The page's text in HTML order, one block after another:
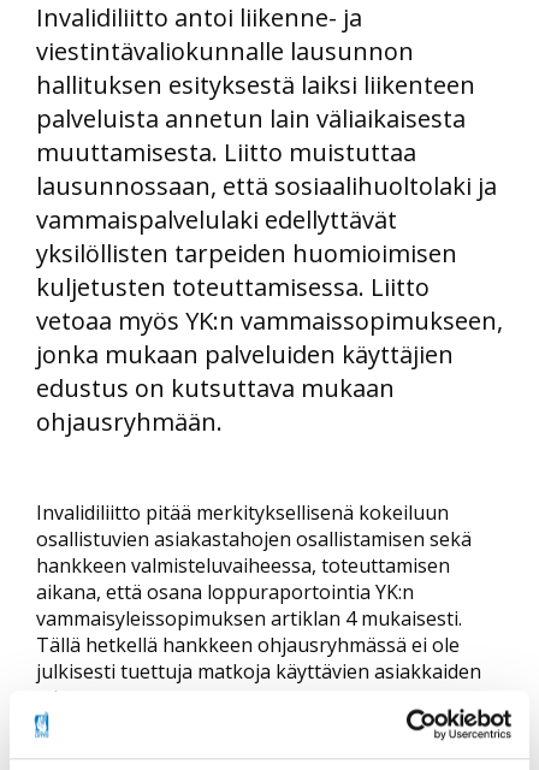
Invalidiliitto antoi liikenne- ja
viestintävaliokunnalle lausunnon
hallituksen esityksestä laiksi liikenteen
palveluista annetun lain väliaikaisesta
muuttamisesta. Liitto muistuttaa
lausunnossaan, että sosiaalihuoltolaki ja
vammaispalvelulaki edellyttävät
yksilöllisten tarpeiden huomioimisen
kuljetusten toteuttamisessa. Liitto
vetoaa myös YK:n vammaissopimukseen,
jonka mukaan palveluiden käyttäjien
edustus on kutsuttava mukaan
ohjausryhmään.
Invalidiliitto pitää merkityksellisenä kokeiluun
osallistuvien asiakastahojen osallistamisen sekä
hankkeen valmisteluvaiheessa, toteuttamisen
aikana, että osana loppuraportointia YK:n
vammaisyleissopimuksen artiklan 4 mukaisesti.
Tällä hetkellä hankkeen ohjausryhmässä ei ole
julkisesti tuettuja matkoja käyttävien asiakkaiden
edustusta.